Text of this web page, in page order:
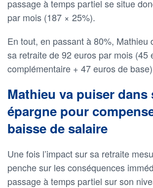
passage à temps partiel se situe
par mois (187 × 25%).
En tout, en passant à 80%, Mathieu
sa retraite de 92 euros par mois (45
complémentaire + 47 euros de
Mathieu va puiser dans
épargne pour
baisse de salaire
Une fois l’impact sur sa retraite
penche sur les conséquences
passage à temps partiel sur son